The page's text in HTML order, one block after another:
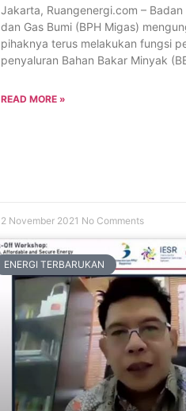
Jakarta, Ruangenergi.com –
dan Gas Bumi (BPH Migas)
pihaknya terus melakukan fungsi
penyaluran Bahan Bakar Minyak
READ MORE »
2 November 2021 No Comments
ENERGI TERBARUKAN